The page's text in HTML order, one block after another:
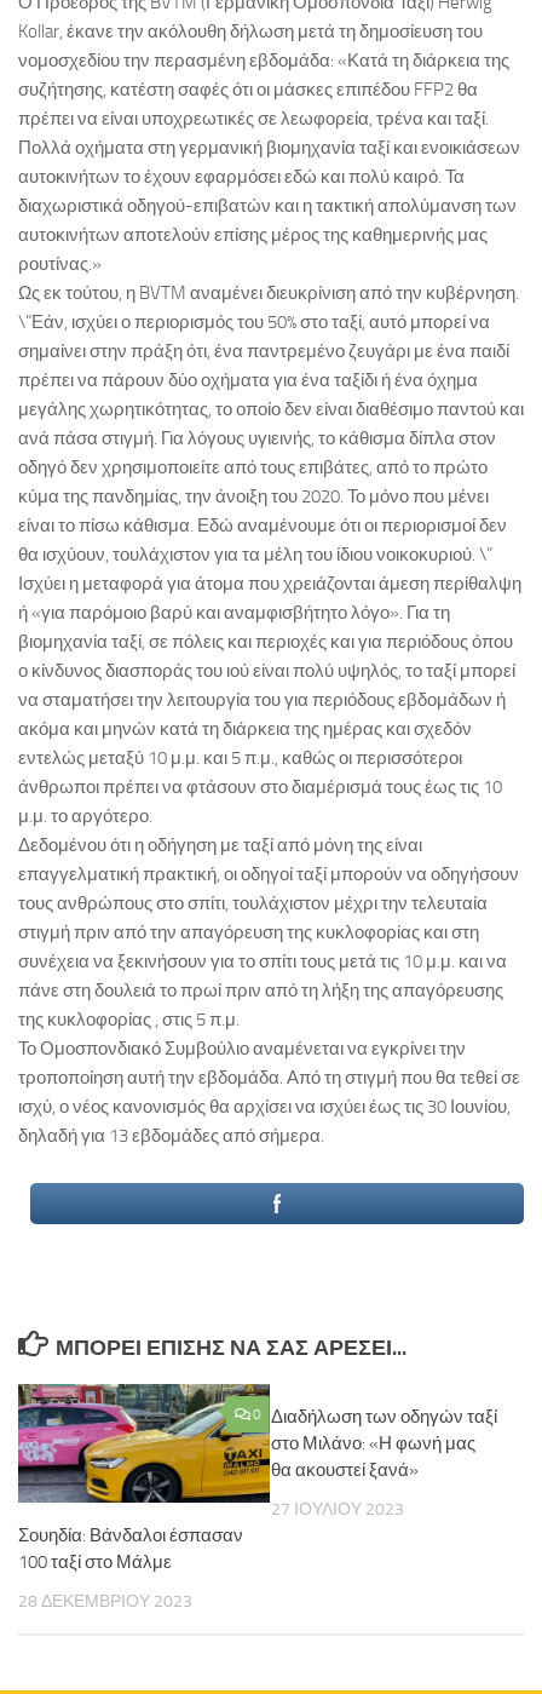
Kollar, έκανε την ακόλουθη δήλωση μετά τη δημοσίευση του
νομοσχεδίου την περασμένη εβδομάδα: «Κατά τη διάρκεια της
συζήτησης, κατέστη σαφές ότι οι μάσκες επιπέδου FFP2 θα
πρέπει να είναι υποχρεωτικές σε λεωφορεία, τρένα και ταξί.
Πολλά οχήματα στη γερμανική βιομηχανία ταξί και ενοικιάσεων
αυτοκινήτων το έχουν εφαρμόσει εδώ και πολύ καιρό. Τα
διαχωριστικά οδηγού-επιβατών και η τακτική απολύμανση των
αυτοκινήτων αποτελούν επίσης μέρος της καθημερινής μας
ρουτίνας.»
Ως εκ τούτου, η BVTM αναμένει διευκρίνιση από την κυβέρνηση.
\”Εάν, ισχύει ο περιορισμός του 50% στο ταξί, αυτό μπορεί να
σημαίνει στην πράξη ότι, ένα παντρεμένο ζευγάρι με ένα παιδί
πρέπει να πάρουν δύο οχήματα για ένα ταξίδι ή ένα όχημα
μεγάλης χωρητικότητας, το οποίο δεν είναι διαθέσιμο παντού και
ανά πάσα στιγμή. Για λόγους υγιεινής, το κάθισμα δίπλα στον
οδηγό δεν χρησιμοποιείτε από τους επιβάτες, από το πρώτο
κύμα της πανδημίας, την άνοιξη του 2020. Το μόνο που μένει
είναι το πίσω κάθισμα. Εδώ αναμένουμε ότι οι περιορισμοί δεν
θα ισχύουν, τουλάχιστον για τα μέλη του ίδιου νοικοκυριού. \”
Ισχύει η μεταφορά για άτομα που χρειάζονται άμεση περίθαλψη
ή «για παρόμοιο βαρύ και αναμφισβήτητο λόγο». Για τη
βιομηχανία ταξί, σε πόλεις και περιοχές και για περιόδους όπου
ο κίνδυνος διασποράς του ιού είναι πολύ υψηλός, το ταξί μπορεί
να σταματήσει την λειτουργία του για περιόδους εβδομάδων ή
ακόμα και μηνών κατά τη διάρκεια της ημέρας και σχεδόν
εντελώς μεταξύ 10 μ.μ. και 5 π.μ., καθώς οι περισσότεροι
άνθρωποι πρέπει να φτάσουν στο διαμέρισμά τους έως τις 10
μ.μ. το αργότερο.
Δεδομένου ότι η οδήγηση με ταξί από μόνη της είναι
επαγγελματική πρακτική, οι οδηγοί ταξί μπορούν να οδηγήσουν
τους ανθρώπους στο σπίτι, τουλάχιστον μέχρι την τελευταία
στιγμή πριν από την απαγόρευση της κυκλοφορίας και στη
συνέχεια να ξεκινήσουν για το σπίτι τους μετά τις 10 μ.μ. και να
πάνε στη δουλειά το πρωί πριν από τη λήξη της απαγόρευσης
της κυκλοφορίας , στις 5 π.μ.
Το Ομοσπονδιακό Συμβούλιο αναμένεται να εγκρίνει την
τροποποίηση αυτή την εβδομάδα. Από τη στιγμή που θα τεθεί σε
ισχύ, ο νέος κανονισμός θα αρχίσει να ισχύει έως τις 30 Ιουνίου,
δηλαδή για 13 εβδομάδες από σήμερα.
ΜΠΟΡΕΊ ΕΠΊΣΗΣ ΝΑ ΣΑΣ ΑΡΈΣΕΙ...
0
Σουηδία: Βάνδαλοι έσπασαν
100 ταξί στο Μάλμε
28 ΔΕΚΕΜΒΡΊΟΥ 2023
Διαδήλωση των οδηγών ταξί
στο Μιλάνο: «Η φωνή μας
θα ακουστεί ξανά»
27 ΙΟΥΛΊΟΥ 2023